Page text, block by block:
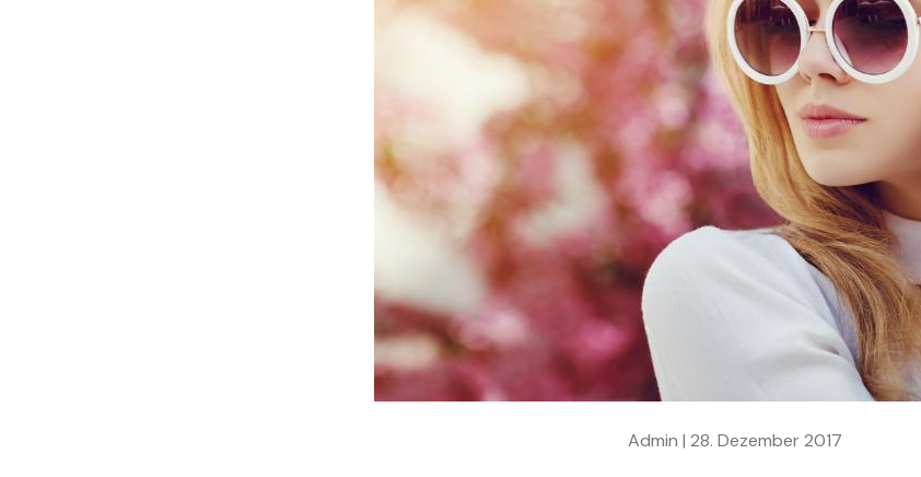
Admin | 28. Dezember 2017